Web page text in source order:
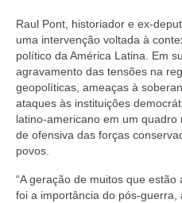
Raul Pont, historiador e ex-
uma intervenção voltada à
político da América Latina. Em
agravamento das tensões na
geopolíticas, ameaças à
ataques às instituições
latino-americano em um
de ofensiva das forças
povos.
“A geração de muitos que
foi a importância do pós-guerra,